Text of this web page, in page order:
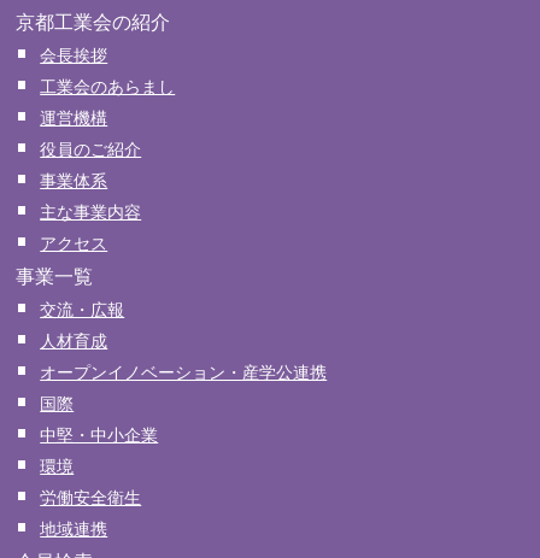
京都工業会の紹介
会長挨拶
工業会のあらまし
運営機構
役員のご紹介
事業体系
主な事業内容
アクセス
事業一覧
交流・広報
人材育成
オープンイノベーション・産学公連携
国際
中堅・中小企業
環境
労働安全衛生
地域連携